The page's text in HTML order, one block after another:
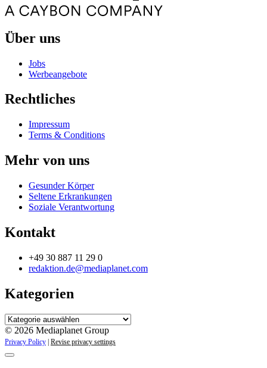
Über uns
Jobs
Werbeangebote
Rechtliches
Impressum
Terms & Conditions
Mehr von uns
Gesunder Körper
Seltene Erkrankungen
Soziale Verantwortung
Kontakt
+49 30 887 11 29 0
redaktion.de@mediaplanet.com
Kategorien
Kategorien
© 2026 Mediaplanet Group
Privacy Policy | Revise privacy settings